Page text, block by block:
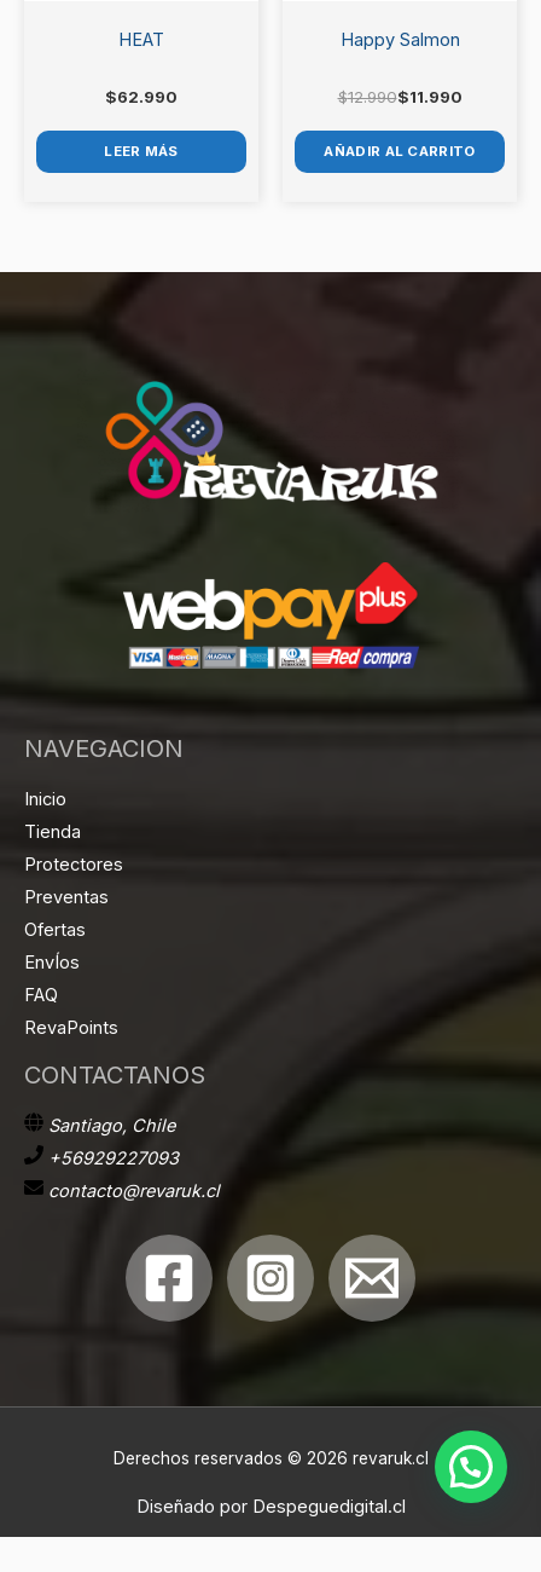
HEAT
$62.990
LEER MÁS
Happy Salmon
$12.990$11.990
AÑADIR AL CARRITO
NAVEGACION
Inicio
Tienda
Protectores
Preventas
Ofertas
EnvÍos
FAQ
RevaPoints
CONTACTANOS
Santiago, Chile
+56929227093
contacto@revaruk.cl
Derechos reservados © 2026 revaruk.cl
Diseñado por Despeguedigital.cl